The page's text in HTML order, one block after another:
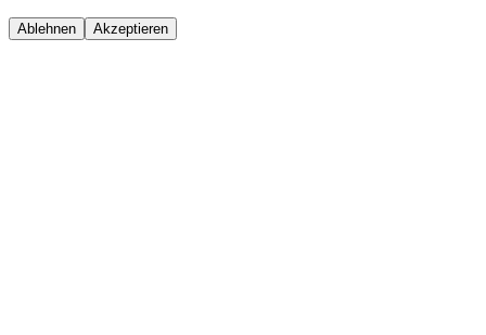
Ablehnen Akzeptieren